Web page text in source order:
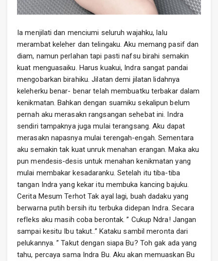
Ia menjilati dan menciumi seluruh wajahku, lalu
merambat keleher dan telingaku. Aku memang pasif dan
diam, namun perlahan tapi pasti nafsu birahi semakin
kuat menguasaiku. Harus kuakui, Indra sangat pandai
mengobarkan birahiku. Jilatan demi jilatan lidahnya
keleherku benar- benar telah membuatku terbakar dalam
kenikmatan. Bahkan dengan suamiku sekalipun belum
pernah aku merasakn rangsangan sehebat ini. Indra
sendiri tampaknya juga mulai terangsang. Aku dapat
merasakn napasnya mulai terengah-engah. Sementara
aku semakin tak kuat unruk menahan erangan. Maka aku
pun mendesis-desis untuk menahan kenikmatan yang
mulai membakar kesadaranku. Setelah itu tiba-tiba
tangan Indra yang kekar itu membuka kancing bajuku.
Cerita Mesum Terhot Tak ayal lagi, buah dadaku yang
berwarna putih bersih itu terbuka didepan Indra. Secara
refleks aku masih coba berontak. ” Cukup Ndra! Jangan
sampai kesitu Ibu takut..” Kataku sambil meronta dari
pelukannya. ” Takut dengan siapa Bu? Toh gak ada yang
tahu, percaya sama Indra Bu. Aku akan memuaskan Bu